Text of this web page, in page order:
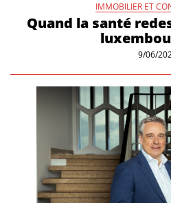
IMMOBILIER ET
Quand la santé
9/06/